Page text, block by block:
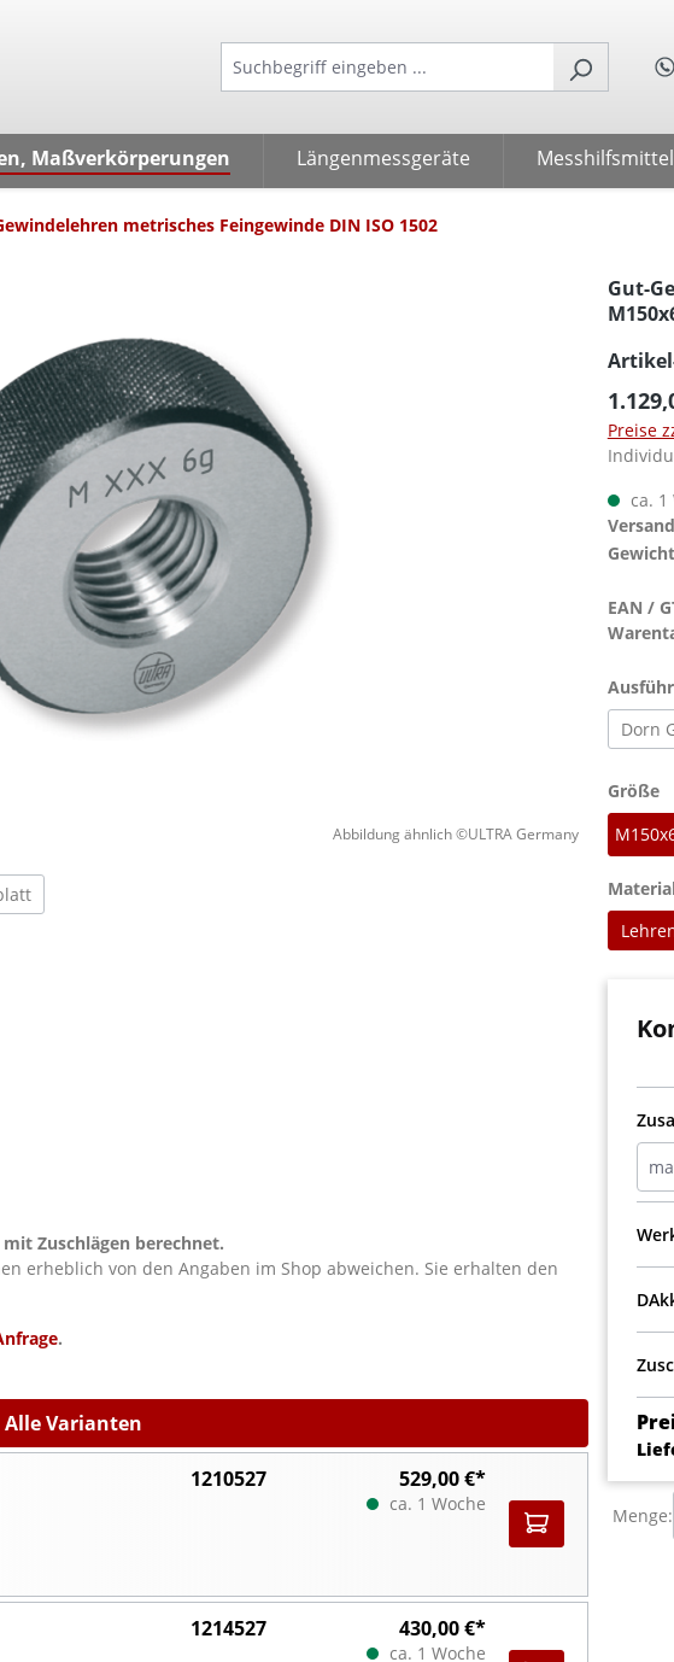
Maßverkörperungen Längenmessgeräte Messhilfsmittel
metrisches Feingewinde DIN ISO 1502
Abbildung ähnlich ©ULTRA Germany
Zuschlägen berechnet.
erheblich von den Angaben im Shop abweichen. Sie erhalten den
.
Gut-
Preise
ca. 1
EAN /
Dorn
Größe
Menge:
Alle Varianten
1210527 529,00 €*
ca. 1 Woche
1214527 430,00 €*
ca. 1 Woche